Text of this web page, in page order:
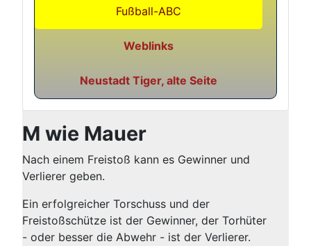
Fußball-ABC
Weblinks
Neustadt Tiger, alte Seite
M wie Mauer
Nach einem Freistoß kann es Gewinner und
Verlierer geben.
Ein erfolgreicher Torschuss und der
Freistoßschütze ist der Gewinner, der Torhüter
- oder besser die Abwehr - ist der Verlierer.